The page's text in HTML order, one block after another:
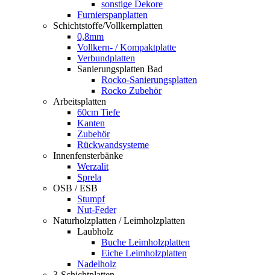
sonstige Dekore
Furnierspanplatten
Schichtstoffe/Vollkernplatten
0,8mm
Vollkern- / Kompaktplatte
Verbundplatten
Sanierungsplatten Bad
Rocko-Sanierungsplatten
Rocko Zubehör
Arbeitsplatten
60cm Tiefe
Kanten
Zubehör
Rückwandsysteme
Innenfensterbänke
Werzalit
Sprela
OSB / ESB
Stumpf
Nut-Feder
Naturholzplatten / Leimholzplatten
Laubholz
Buche Leimholzplatten
Eiche Leimholzplatten
Nadelholz